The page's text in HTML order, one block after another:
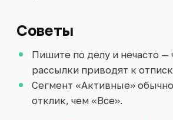
Советы
Пишите по делу и нечасто —
рассылки приводят к
Сегмент «Активные»
отклик, чем «Все».